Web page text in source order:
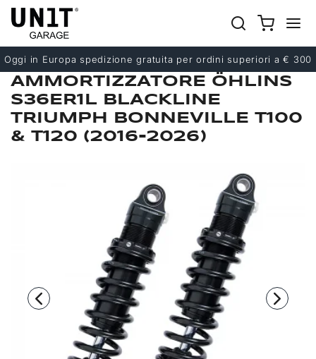
Oggi in Europa spedizione gratuita per ordini superiori a € 300
Precedente
Successivo
AMMORTIZZATORE ÖHLINS
S36ER1L BLACKLINE
TRIUMPH BONNEVILLE T100
& T120 (2016-2026)